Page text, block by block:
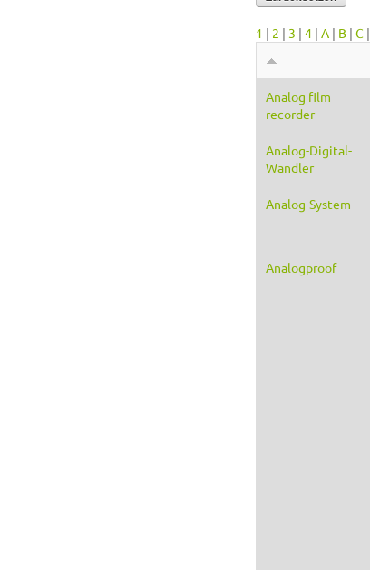
1 | 2 | 3 | 4 | A | B | C |
Analog film
recorder
Analog-Digital-
Wandler
Analog-System
Analogproof